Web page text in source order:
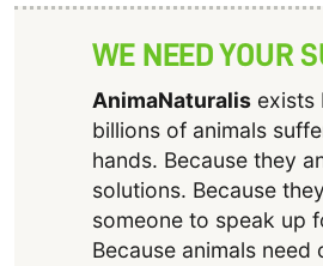
WE NEED YOUR
AnimaNaturalisexists
billions of animals
hands. Because they
solutions. Because
someone to speak up
Because animals need